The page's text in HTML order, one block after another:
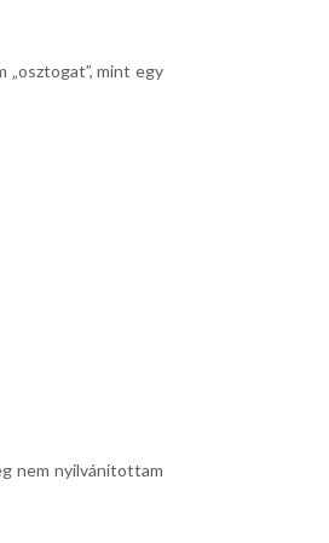
mint egy
nem nyilvánítottam